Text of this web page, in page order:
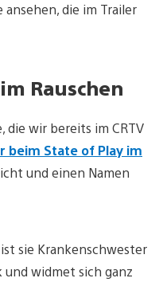
die im Trailer
Rauschen
die wir bereits im CRTV
beim State of Play im
und einen Namen
sie Krankenschwester
widmet sich ganz